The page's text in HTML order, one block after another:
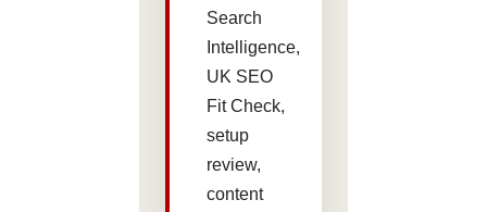
Search
Intelligence,
UK SEO
Fit Check,
setup
review,
content